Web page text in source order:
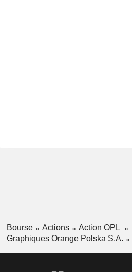
Bourse Actions
Action OPL
Graphiques Orange Polska S.A.